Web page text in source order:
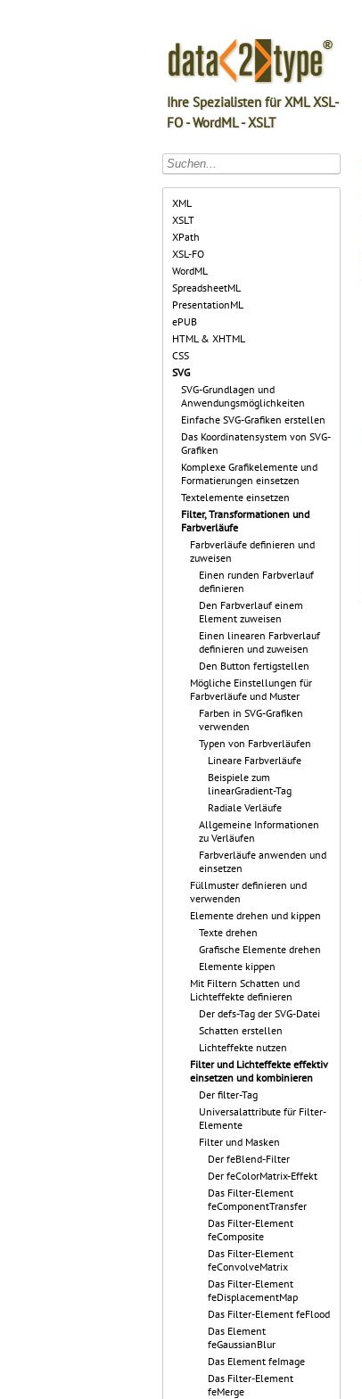
Ihre Spezialisten für XML XSL-
FO - WordML - XSLT
XML
XSLT
XPath
XSL-FO
WordML
SpreadsheetML
PresentationML
ePUB
HTML & XHTML
CSS
SVG
SVG-Grundlagen und
Anwendungsmöglichkeiten
Einfache SVG-Grafiken erstellen
Das Koordinatensystem von SVG-
Grafiken
Komplexe Grafikelemente und
Formatierungen einsetzen
Textelemente einsetzen
Filter, Transformationen und
Farbverläufe
Farbverläufe definieren und
zuweisen
Einen runden Farbverlauf
definieren
Den Farbverlauf einem
Element zuweisen
Einen linearen Farbverlauf
definieren und zuweisen
Den Button fertigstellen
Mögliche Einstellungen für
Farbverläufe und Muster
Farben in SVG-Grafiken
verwenden
Typen von Farbverläufen
Lineare Farbverläufe
Beispiele zum
linearGradient-Tag
Radiale Verläufe
Allgemeine Informationen
zu Verläufen
Farbverläufe anwenden und
einsetzen
Füllmuster definieren und
verwenden
Elemente drehen und kippen
Texte drehen
Grafische Elemente drehen
Elemente kippen
Mit Filtern Schatten und
Lichteffekte definieren
Der defs-Tag der SVG-Datei
Schatten erstellen
Lichteffekte nutzen
Filter und Lichteffekte effektiv
einsetzen und kombinieren
Der filter-Tag
Universalattribute für Filter-
Elemente
Filter und Masken
Der feBlend-Filter
Der feColorMatrix-Effekt
Das Filter-Element
feComponentTransfer
Das Filter-Element
feComposite
Das Filter-Element
feConvolveMatrix
Das Filter-Element
feDisplacementMap
Das Filter-Element feFlood
Das Element
feGaussianBlur
Das Element feImage
Das Filter-Element
feMerge